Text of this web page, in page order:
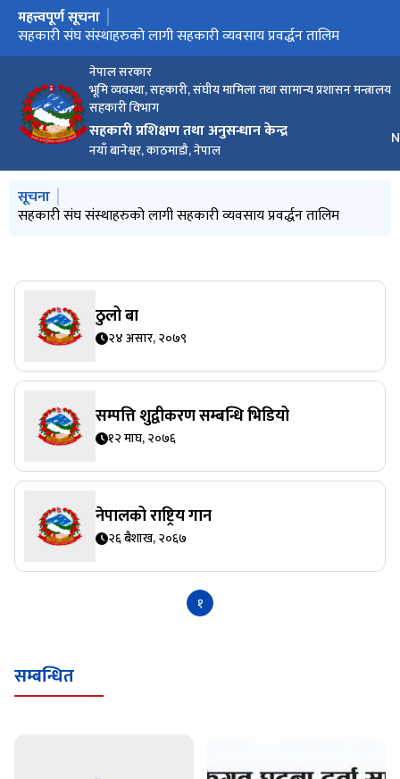
नेपाल सरकार
भूमि व्यवस्था, सहकारी, संघीय मामिला तथा सामान्य प्रशासन मन्त्रालय
सहकारी विभाग
सहकारी प्रशिक्षण तथा अनुसन्धान केन्द्र
नयाँ बानेश्वर, काठमाडौ, नेपाल
मुख्य नेभिगेसनमा जानुहोस्
महत्त्वपूर्ण सूचना
सहकारी सम्बन्धी विषय विज्ञ (रोस्टर) सूची
सहकारी संघ संस्थाहरुको लागी सहकारी व्यवसाय प्रवर्द्धन तालिम
सहकारी सम्बन्धी लेख रचना उपलब्ध गराउने सम्बन्धी सूचना
मुख्य नेभिगेसनमा जानुहोस्
सूचना
सहकारी सम्बन्धी विषय विज्ञ (रोस्टर) सूची
सहकारी संघ संस्थाहरुको लागी सहकारी व्यवसाय प्रवर्द्धन तालिम
सहकारी सम्बन्धी लेख रचना उपलब्ध गराउने सम्बन्धी सूचना
ठुलो बा
२४ असार, २०७९
सम्पत्ति शुद्वीकरण सम्बन्धि भिडियो
१२ माघ, २०७६
नेपालको राष्ट्रिय गान
२६ बैशाख, २०६७
१
सम्बन्धित